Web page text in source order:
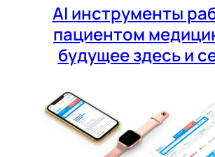
AI инструменты
пациентом
будущее здесь и